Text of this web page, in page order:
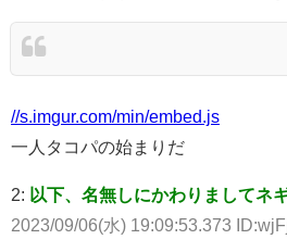
//s.imgur.com/min/embed.js
一人タコパの始まりだ
2: 以下、名無しにかわりましてネ
2023/09/06(水) 19:09:53.373